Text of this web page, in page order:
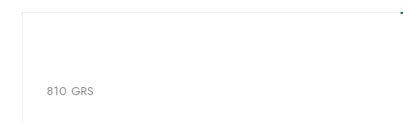
810 GRS